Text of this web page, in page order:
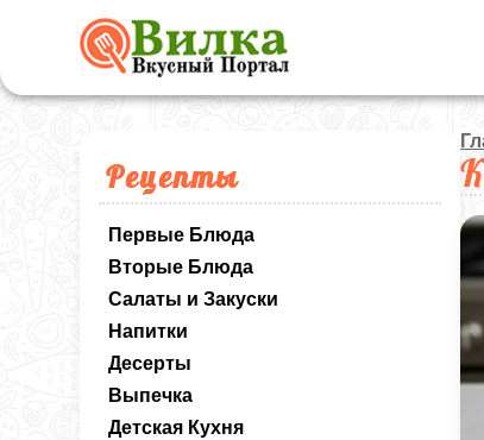
Рецепты
Первые Блюда
Вторые Блюда
Салаты и Закуски
Напитки
Десерты
Выпечка
Детская Кухня